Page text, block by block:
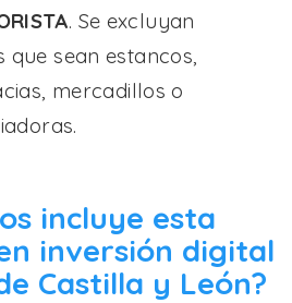
. Se excluyan
sean estancos,
mercadillos o
incluye esta
inversión digital
Castilla y León?